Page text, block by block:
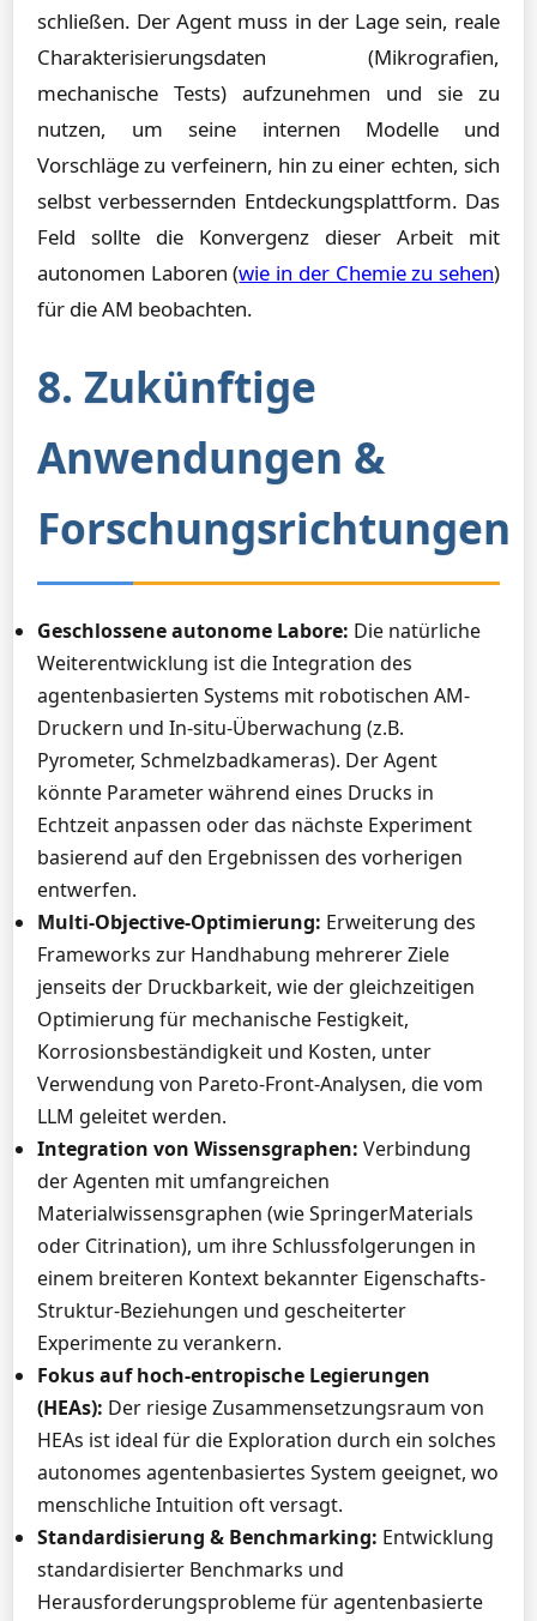
schließen. Der Agent muss in der Lage sein, reale
Charakterisierungsdaten (Mikrografien,
mechanische Tests) aufzunehmen und sie zu
nutzen, um seine internen Modelle und
Vorschläge zu verfeinern, hin zu einer echten, sich
selbst verbessernden Entdeckungsplattform. Das
Feld sollte die Konvergenz dieser Arbeit mit
autonomen Laboren (wie in der Chemie zu sehen)
für die AM beobachten.
8. Zukünftige
Anwendungen &
Forschungsrichtungen
Geschlossene autonome Labore: Die natürliche
Weiterentwicklung ist die Integration des
agentenbasierten Systems mit robotischen AM-
Druckern und In-situ-Überwachung (z.B.
Pyrometer, Schmelzbadkameras). Der Agent
könnte Parameter während eines Drucks in
Echtzeit anpassen oder das nächste Experiment
basierend auf den Ergebnissen des vorherigen
entwerfen.
Multi-Objective-Optimierung: Erweiterung des
Frameworks zur Handhabung mehrerer Ziele
jenseits der Druckbarkeit, wie der gleichzeitigen
Optimierung für mechanische Festigkeit,
Korrosionsbeständigkeit und Kosten, unter
Verwendung von Pareto-Front-Analysen, die vom
LLM geleitet werden.
Integration von Wissensgraphen: Verbindung
der Agenten mit umfangreichen
Materialwissensgraphen (wie SpringerMaterials
oder Citrination), um ihre Schlussfolgerungen in
einem breiteren Kontext bekannter Eigenschafts-
Struktur-Beziehungen und gescheiterter
Experimente zu verankern.
Fokus auf hoch-entropische Legierungen
(HEAs): Der riesige Zusammensetzungsraum von
HEAs ist ideal für die Exploration durch ein solches
autonomes agentenbasiertes System geeignet, wo
menschliche Intuition oft versagt.
Standardisierung & Benchmarking: Entwicklung
standardisierter Benchmarks und
Herausforderungsprobleme für agentenbasierte